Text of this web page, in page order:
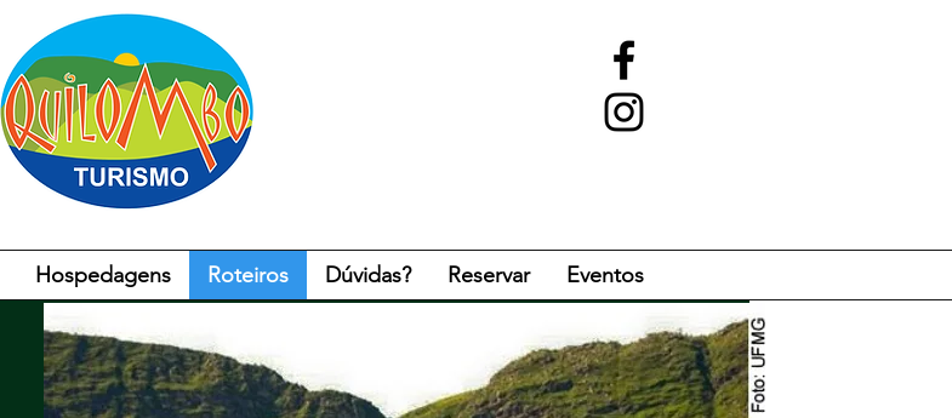
Hospedagens Roteiros Dúvidas? Reservar Eventos